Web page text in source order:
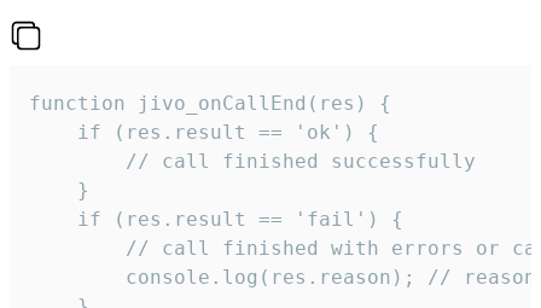
function jivo_onCallEnd(res) {
    if (res.result == 'ok') {
        // call finished successfully
    }
    if (res.result == 'fail') {
// call finished with errors or
console.log(res.reason); //